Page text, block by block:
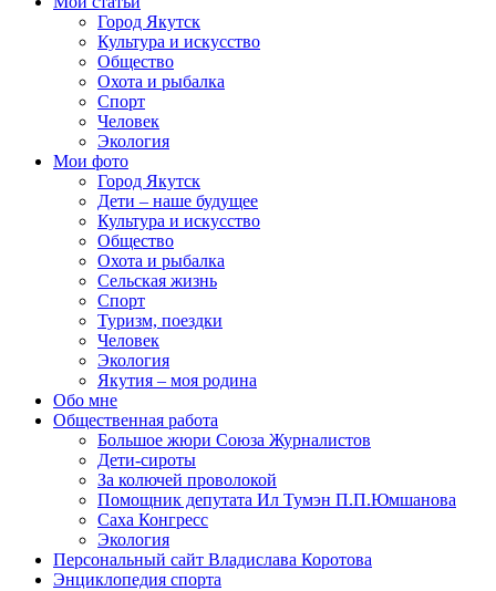
Город Якутск
Культура и искусство
Общество
Охота и рыбалка
Спорт
Человек
Экология
Мои фото
Город Якутск
Дети – наше будущее
Культура и искусство
Общество
Охота и рыбалка
Сельская жизнь
Спорт
Туризм, поездки
Человек
Экология
Якутия – моя родина
Обо мне
Общественная работа
Большое жюри Союза Журналистов
Дети-сироты
За колючей проволокой
Помощник депутата Ил Тумэн П.П.Юмшанова
Саха Конгресс
Экология
Персональный сайт Владислава Коротова
Энциклопедия спорта